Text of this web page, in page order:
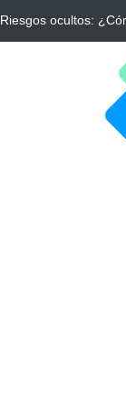
Ayuno Digital: La